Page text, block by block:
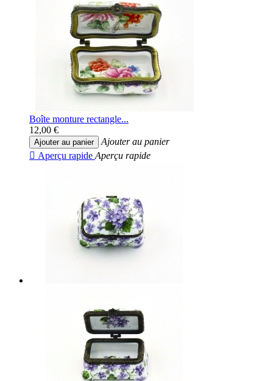
Boîte monture rectangle...
12,00 €
Ajouter au panier
Ajouter au panier
 Aperçu rapide Aperçu rapide